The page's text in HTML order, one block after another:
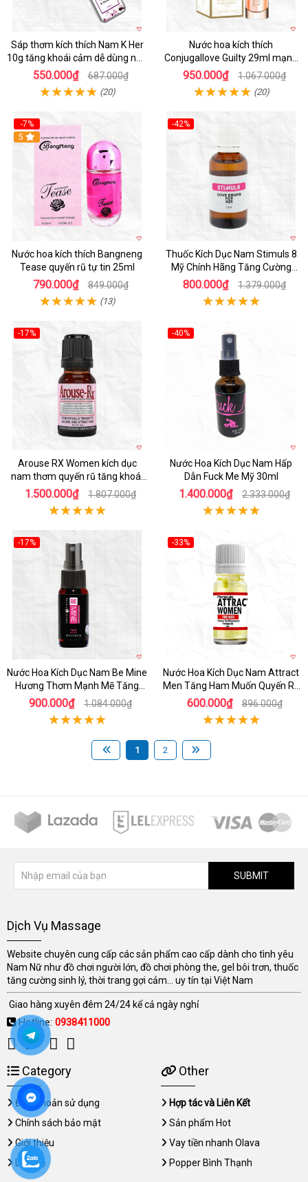
Sáp thơm kích thích Nam K Her
10g tăng khoái cảm dễ dùng nhỏ
gọn
550.000₫ 687.000₫
(20)
Nước hoa kích thích
Conjugallove Guilty 29ml mạnh
mẽ quyến rũ
950.000₫ 1.067.000₫
(20)
-7%
5
Nước hoa kích thích Bangneng
Tease quyến rũ tự tin 25ml
790.000₫ 849.000₫
(13)
-42%
Thuốc Kích Dục Nam Stimuls 8
Mỹ Chính Hãng Tăng Cường
Sinh Lý Nam
800.000₫ 1.379.000₫
-17%
Arouse RX Women kích dục
nam thơm quyến rũ tăng khoái
cảm
1.500.000₫ 1.807.000₫
-40%
Nước Hoa Kích Dục Nam Hấp
Dẫn Fuck Me Mỹ 30ml
1.400.000₫ 2.333.000₫
-17%
Nước Hoa Kích Dục Nam Be Mine
Hương Thơm Mạnh Mẽ Tăng
Hưng Phấn
900.000₫ 1.084.000₫
-33%
Nước Hoa Kích Dục Nam Attract
Men Tăng Ham Muốn Quyến Rũ
Mạnh Mẽ
600.000₫ 896.000₫
1 2
SUBMIT
Dịch Vụ Massage
Website chuyên cung cấp các sản phẩm cao cấp dành cho tình yêu
Nam Nữ như đồ chơi người lớn, đồ chơi phòng the, gel bôi trơn, thuốc
tăng cường sinh lý, thời trang gợi cảm... uy tín tại Việt Nam
Giao hàng xuyên đêm 24/24 kể cả ngày nghỉ
Hotline: 0938411000
Category
Điều khoản sử dụng
Chính sách bảo mật
Giới thiệu
Liên hệ
Other
Hợp tác và Liên Kết
Sản phẩm Hot
Vay tiền nhanh Olava
Popper Bình Thạnh